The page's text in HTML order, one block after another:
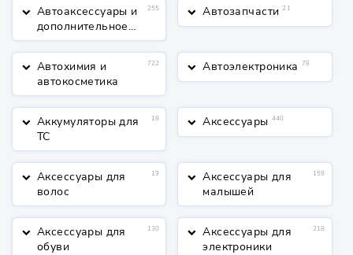
keyboard_arrow_down Автоаксессуары и
дополнительное
оборудование
255 keyboard_arrow_down Автозапчасти 21
keyboard_arrow_down Автохимия и
автокосметика
722 keyboard_arrow_down Автоэлектроника 78
keyboard_arrow_down Аккумуляторы для
ТС
18 keyboard_arrow_down Аксессуары 440
keyboard_arrow_down Аксессуары для
волос
19 keyboard_arrow_down Аксессуары для
малышей
159
keyboard_arrow_down Аксессуары для
обуви
130 keyboard_arrow_down Аксессуары для
электроники
218